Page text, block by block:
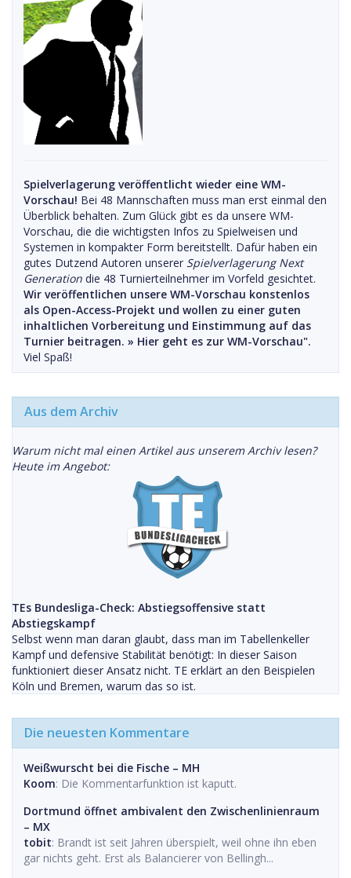
Spielverlagerung veröffentlicht wieder eine WM-
Vorschau! Bei 48 Mannschaften muss man erst einmal den
Überblick behalten. Zum Glück gibt es da unsere WM-
Vorschau, die die wichtigsten Infos zu Spielweisen und
Systemen in kompakter Form bereitstellt. Dafür haben ein
gutes Dutzend Autoren unserer Spielverlagerung Next
Generation die 48 Turnierteilnehmer im Vorfeld gesichtet.
Wir veröffentlichen unsere WM-Vorschau konstenlos
als Open-Access-Projekt und wollen zu einer guten
inhaltlichen Vorbereitung und Einstimmung auf das
Turnier beitragen. » Hier geht es zur WM-Vorschau".
Viel Spaß!
Aus dem Archiv
Warum nicht mal einen Artikel aus unserem Archiv lesen?
Heute im Angebot:
TEs Bundesliga-Check: Abstiegsoffensive statt
Abstiegskampf
Selbst wenn man daran glaubt, dass man im Tabellenkeller
Kampf und defensive Stabilität benötigt: In dieser Saison
funktioniert dieser Ansatz nicht. TE erklärt an den Beispielen
Köln und Bremen, warum das so ist.
Die neuesten Kommentare
Weißwurscht bei die Fische – MH
Koom: Die Kommentarfunktion ist kaputt.
Dortmund öffnet ambivalent den Zwischenlinienraum
– MX
tobit: Brandt ist seit Jahren überspielt, weil ohne ihn eben
gar nichts geht. Erst als Balancierer von Bellingh...